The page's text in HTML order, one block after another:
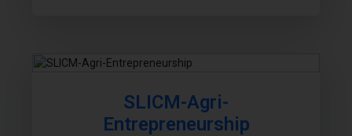
SLICM-Agri-
Entrepreneurship